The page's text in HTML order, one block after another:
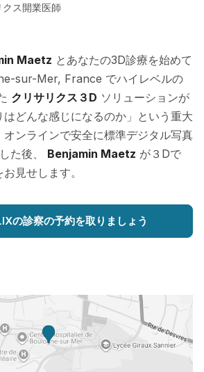
ス開業医師
Maetz とあなたの3D診療を始めて
sur-Mer, France でハイレベルの
クリサリクス３D ソリューションが
はどんな感じになるのか」という重大
オンラインで安全に標準デジタル写真
た後、 Benjamin Maetz が３Dで
見せします。
の診察の予約を取りましょう